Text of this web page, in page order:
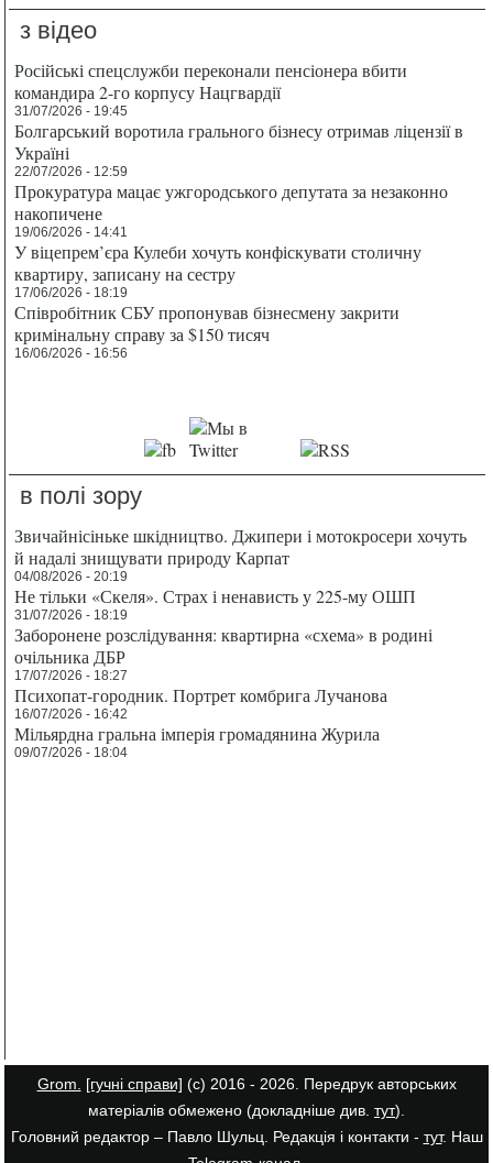
з відео
Російські спецслужби переконали пенсіонера вбити
командира 2-го корпусу Нацгвардії
31/07/2026 - 19:45
Болгарський воротила грального бізнесу отримав ліцензії в
Україні
22/07/2026 - 12:59
Прокуратура мацає ужгородського депутата за незаконно
накопичене
19/06/2026 - 14:41
У віцепрем’єра Кулеби хочуть конфіскувати столичну
квартиру, записану на сестру
17/06/2026 - 18:19
Співробітник СБУ пропонував бізнесмену закрити
кримінальну справу за $150 тисяч
16/06/2026 - 16:56
в полі зору
Звичайнісіньке шкідництво. Джипери і мотокросери хочуть
й надалі знищувати природу Карпат
04/08/2026 - 20:19
Не тільки «Скеля». Страх і ненависть у 225-му ОШП
31/07/2026 - 18:19
Заборонене розслідування: квартирна «схема» в родині
очільника ДБР
17/07/2026 - 18:27
Психопат-городник. Портрет комбрига Лучанова
16/07/2026 - 16:42
Мільярдна гральна імперія громадянина Журила
09/07/2026 - 18:04
Grom. [гучні справи] (с) 2016 - 2026. Передрук авторських
матеріалів обмежено (докладніше див. тут).
Головний редактор – Павло Шульц. Редакція і контакти - тут. Наш